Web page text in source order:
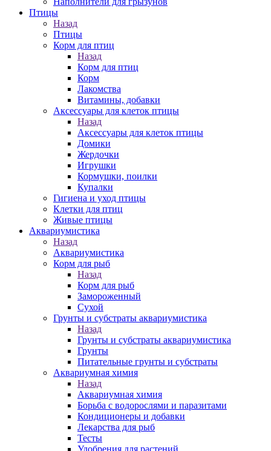
Птицы
Назад
Птицы
Корм для птиц
Назад
Корм для птиц
Корм
Лакомства
Витамины, добавки
Аксессуары для клеток птицы
Назад
Аксессуары для клеток птицы
Домики
Жердочки
Игрушки
Кормушки, поилки
Купалки
Гигиена и уход птицы
Клетки для птиц
Живые птицы
Аквариумистика
Назад
Аквариумистика
Корм для рыб
Назад
Корм для рыб
Замороженный
Сухой
Грунты и субстраты аквариумистика
Назад
Грунты и субстраты аквариумистика
Грунты
Питательные грунты и субстраты
Аквариумная химия
Назад
Аквариумная химия
Борьба с водорослями и паразитами
Кондиционеры и добавки
Лекарства для рыб
Тесты
Удобрения для растений